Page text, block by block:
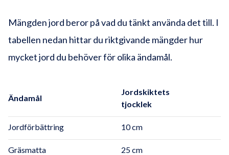
Mängden jord beror på vad du tänkt använda det till. I
tabellen nedan hittar du riktgivande mängder hur
mycket jord du behöver för olika ändamål.
Ändamål
Jordskiktets
tjocklek
Jordförbättring 10 cm
Gräsmatta 25 cm